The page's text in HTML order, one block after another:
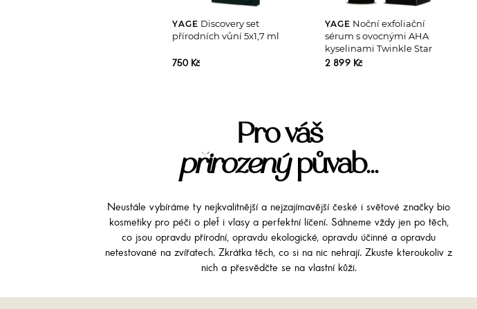
YAGE Discovery set
přírodních vůní 5x1,7 ml
750 Kč
YAGE Noční exfoliační
sérum s ovocnými AHA
kyselinami Twinkle Star
2 899 Kč
Pro váš
přirozenýpůvab...
Neustále vybíráme ty nejkvalitnější a nejzajímavější české i světové značky bio
kosmetiky pro péči o pleť i vlasy a perfektní líčení. Sáhneme vždy jen po těch,
co jsou opravdu přírodní, opravdu ekologické, opravdu účinné a opravdu
netestované na zvířatech. Zkrátka těch, co si na nic nehrají. Zkuste kteroukoliv z
nich a přesvědčte se na vlastní kůži.